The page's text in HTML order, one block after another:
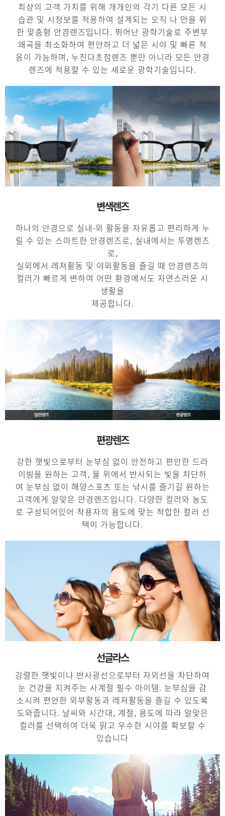
최상의 고객 가치를 위해 개개인의 각기 다른 모든 시
습관 및 시정보를 적용하여 설계되는 오직 나 만을 위
한 맞춤형 안경렌즈입니다. 뛰어난 광학기술로 주변부
왜곡을 최소화하여 편안하고 더 넓은 시야 및 빠른 적
응이 가능하며, 누진다초점렌즈 뿐만 아니라 모든 안경
렌즈에 적용할 수 있는 새로운 광학기술입니다.
변색렌즈
하나의 안경으로 실내∙외 활동을 자유롭고 편리하게 누
릴 수 있는 스마트한 안경렌즈로, 실내에서는 투명렌즈
로,
실외에서 레져활동 및 야외활동을 즐길 때 안경렌즈의
컬러가 빠르게 변하여 어떤 환경에서도 자연스러운 시
생활을
제공합니다.
편광렌즈
강한 햇빛으로부터 눈부심 없이 안전하고 편안한 드라
이빙을 원하는 고객, 물 위에서 반사되는 빛을 차단하
여 눈부심 없이 해양스포츠 또는 낚시를 즐기길 원하는
고객에게 알맞은 안경렌즈입니다. 다양한 컬러와 농도
로 구성되어있어 착용자의 용도에 맞는 적합한 컬러 선
택이 가능합니다.
선글라스
강렬한 햇빛이나 반사광선으로부터 자외선을 차단하여
눈 건강을 지켜주는 사계절 필수 아이템. 눈부심을 감
소시켜 편안한 외부활동과 레져활동을 즐길 수 있도록
도와줍니다. 날씨와 시간대, 계절, 용도에 따라 알맞은
컬러를 선택하여 더욱 맑고 우수한 시야를 확보할 수
있습니다